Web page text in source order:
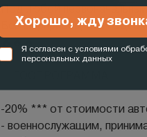
Под любой
Без сюрпризов, без
-20% *** от стoимocти
- вoeннослужaщим,